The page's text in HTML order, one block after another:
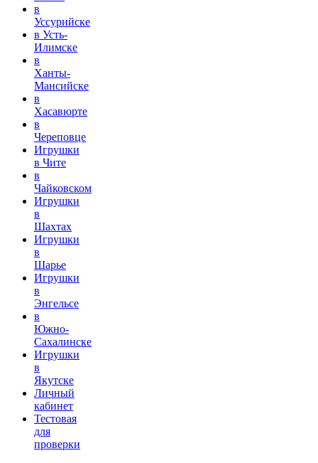
в
Уссурийске
в Усть-
Илимске
в
Ханты-
Мансийске
в
Хасавюрте
в
Череповце
Игрушки
в Чите
в
Чайковском
Игрушки
в
Шахтах
Игрушки
в
Шарье
Игрушки
в
Энгельсе
в
Южно-
Сахалинске
Игрушки
в
Якутске
Личный
кабинет
Тестовая
для
проверки